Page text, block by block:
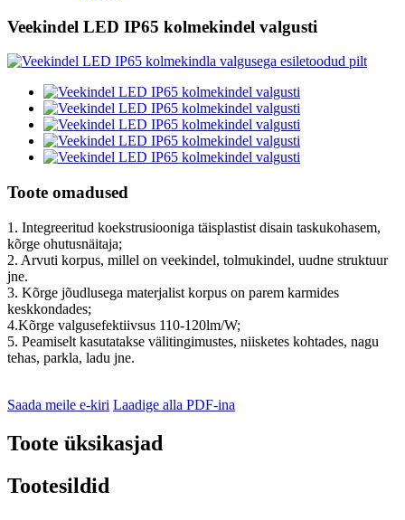
Veekindel LED IP65 kolmekindel valgusti
Toote omadused
1. Integreeritud koekstrusiooniga täisplastist disain taskukohasem,
kõrge ohutusnäitaja;
2. Arvuti korpus, millel on veekindel, tolmukindel, uudne struktuur
jne.
3. Kõrge jõudlusega materjalist korpus on parem karmides
keskkondades;
4.Kõrge valgusefektiivsus 110-120lm/W;
5. Peamiselt kasutatakse välitingimustes, niisketes kohtades, nagu
tehas, parkla, ladu jne.
Saada meile e-kiri Laadige alla PDF-ina
Toote üksikasjad
Tootesildid